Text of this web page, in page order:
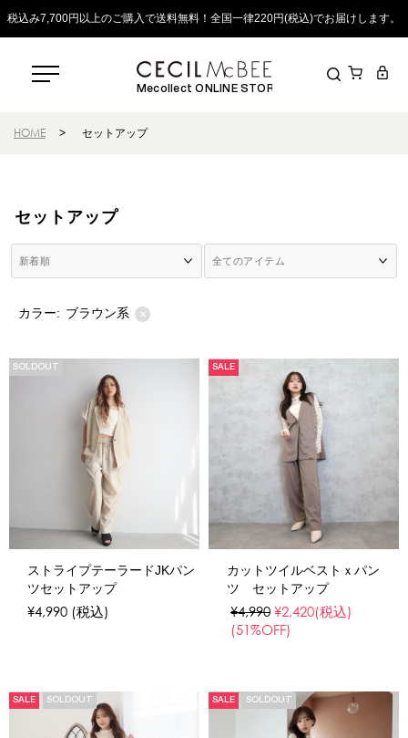
税込み7,700円以上のご購入で送料無料！全国一律220円(税込)でお届けします。
Mecollect ONLINE STORE
HOME > セットアップ
セットアップ
カラー: ブラウン系 ×
SOLDOUT
ストライプテーラードJKパン
ツセットアップ
¥4,990 (税込)
SALE
カットツイルベストｘパン
ツ セットアップ
¥4,990 ¥2,420(税込)
(51%OFF)
SALE SOLDOUT SALE SOLDOUT